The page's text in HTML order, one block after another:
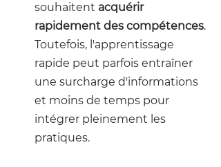
souhaitent acquérir
rapidement des compétences.
Toutefois, l'apprentissage
rapide peut parfois entraîner
une surcharge d'informations
et moins de temps pour
intégrer pleinement les
pratiques.